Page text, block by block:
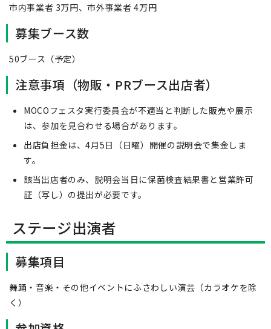
市内事業者 3万円、市外事業者 4万円
募集ブース数
50ブース（予定）
注意事項（物販・PRブース出店者）
MOCOフェスタ実行委員会が不適当と判断した販売や展示
は、参加を見合わせる場合があります。
出店負担金は、4月5日（日曜）開催の説明会で集金しま
す。
該当出店者のみ、説明会当日に保菌検査結果書と営業許可
証（写し）の提出が必要です。
ステージ出演者
募集項目
舞踊・音楽・その他イベントにふさわしい演芸（カラオケを除
く）